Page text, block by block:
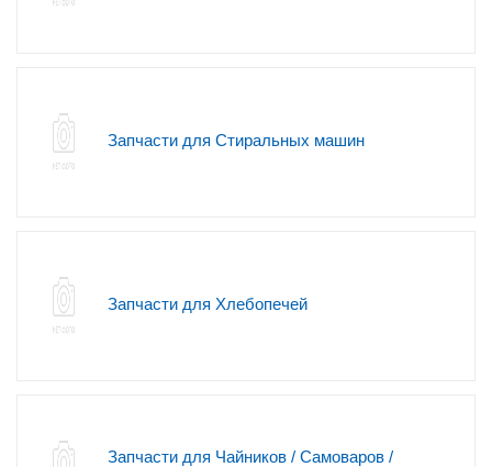
Запчасти для Стиральных машин
Запчасти для Хлебопечей
Запчасти для Чайников / Самоваров /